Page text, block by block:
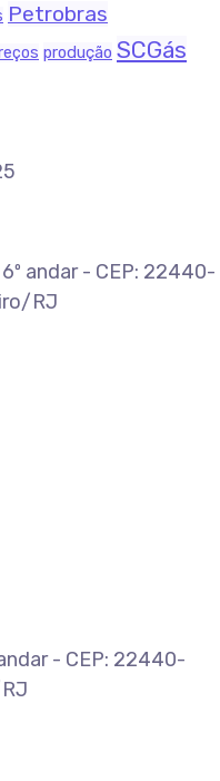
Petrobras
produção SCGás
andar - CEP: 22440-
RJ
- CEP: 22440-